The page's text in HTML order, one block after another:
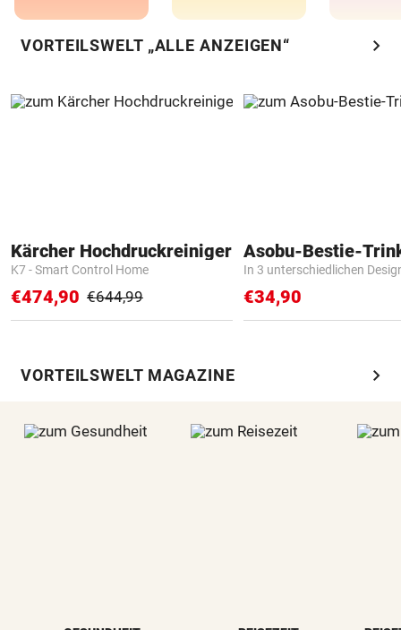
VORTEILSWELT „ALLE ANZEIGEN“ chevron_right
Kärcher Hochdruckreiniger
K7 - Smart Control Home
€474,90 €644,99
Asobu-Bestie-
In 3 unterschiedlichen
€34,90
VORTEILSWELT MAGAZINE chevron_right